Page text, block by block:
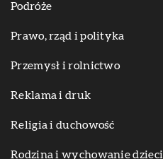
Podróże
Prawo, rząd i polityka
Przemysł i rolnictwo
Reklama i druk
Religia i duchowość
Rodzina i wychowanie dzieci